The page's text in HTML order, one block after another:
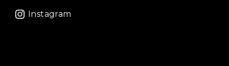
Instagram